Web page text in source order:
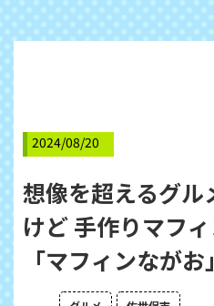
2024/08/20
想像を超えるグル
けど 手作りマフ
「マフィンながお」